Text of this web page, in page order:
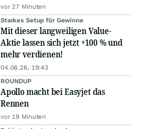
vor 27 Minuten
Starkes Setup für Gewinne
Mit dieser langweiligen Value-
Aktie lassen sich jetzt +100 % und
mehr verdienen!
04.08.26, 19:43
ROUNDUP
Apollo macht bei Easyjet das
Rennen
vor 19 Minuten